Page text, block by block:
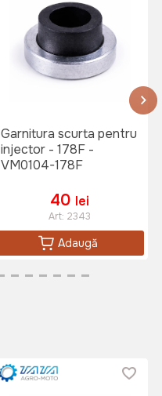
Garnitura scurta pentru
injector - 178F -
VM0104-178F
40 lei
Art: 2343
Adaugă